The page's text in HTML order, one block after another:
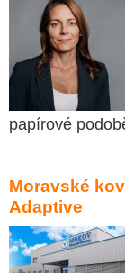
papírové
Moravské
Adaptive